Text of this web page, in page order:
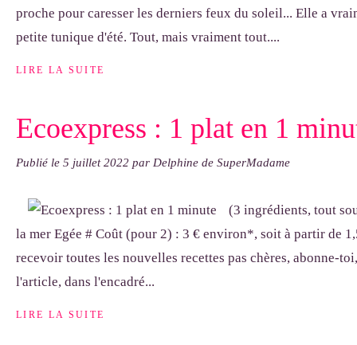
proche pour caresser les derniers feux du soleil... Elle a
petite tunique d'été. Tout, mais vraiment tout....
LIRE LA SUITE
Ecoexpress : 1 plat en 1
Publié le 5 juillet 2022 par Delphine de SuperMadame
(3 ingrédients, tout
la mer Egée # Coût (pour 2) : 3 € environ*, soit à partir de
recevoir toutes les nouvelles recettes pas chères, abonne-
l'article, dans l'encadré...
LIRE LA SUITE